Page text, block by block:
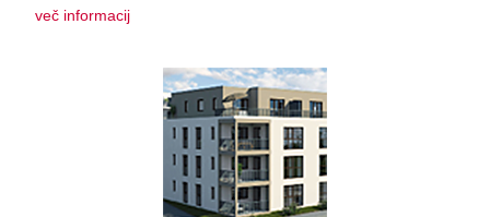
več informacij